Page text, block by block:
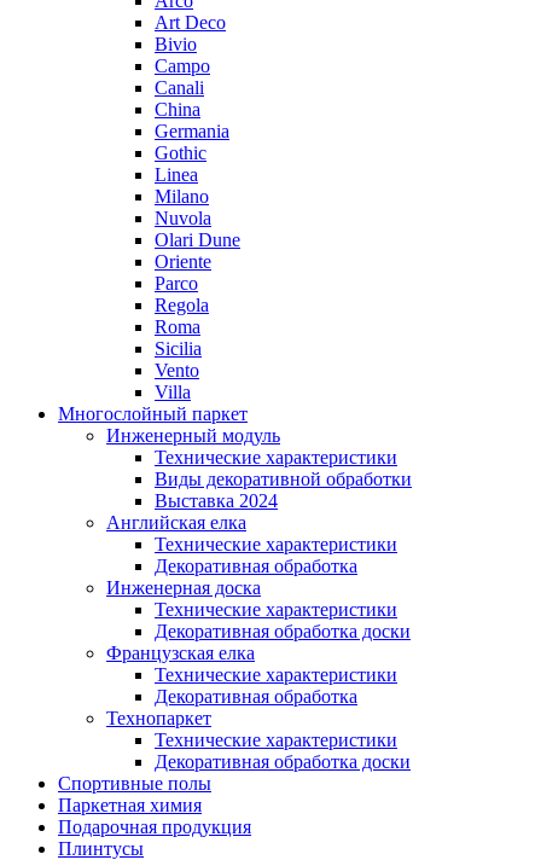
Art Deco
Bivio
Campo
Canali
China
Germania
Gothic
Linea
Milano
Nuvola
Olari Dune
Oriente
Parco
Regola
Roma
Sicilia
Vento
Villa
Многослойный паркет
Инженерный модуль
Технические характеристики
Виды декоративной обработки
Выставка 2024
Английская елка
Технические характеристики
Декоративная обработка
Инженерная доска
Технические характеристики
Декоративная обработка доски
Французская елка
Технические характеристики
Декоративная обработка
Технопаркет
Технические характеристики
Декоративная обработка доски
Спортивные полы
Паркетная химия
Подарочная продукция
Плинтусы